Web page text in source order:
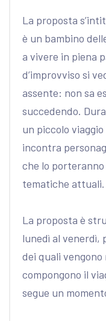
La proposta
è un bambino
a vivere in piena
d’improvviso si
assente: non sa
succedendo.
un piccolo
incontra
che lo
tematiche attuali.
La proposta è
lunedì al venerdì,
dei quali
compongono il
segue un